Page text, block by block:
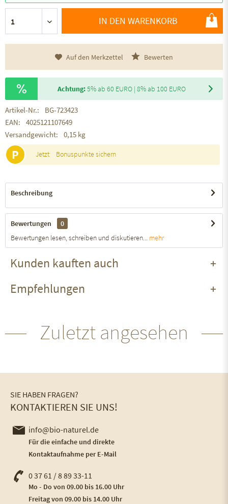
IN DEN WARENKORB
Auf den Merkzettel Bewerten
Achtung:5% ab 60 EURO | 8% ab 100 EURO
Artikel-Nr.:
BG-723423
EAN:
4025121107649
Versandgewicht:
0,15 kg
P Jetzt Bonuspunkte sichern
Beschreibung
Bewertungen
0
Bewertungen lesen, schreiben und diskutieren... mehr
Kunden kauften auch
Empfehlungen
Zuletzt angesehen
SIE HABEN FRAGEN?
KONTAKTIEREN SIE UNS!
info@bio-naturel.de
Für die einfache und direkte
Kontaktaufnahme per E-Mail
0 37 61 / 8 89 33-11
Mo - Do von 09.00 bis 16.00 Uhr
Freitag von 09.00 bis 14.00 Uhr